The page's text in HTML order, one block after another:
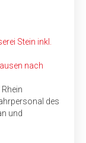
Stein inkl.
nach
des
und